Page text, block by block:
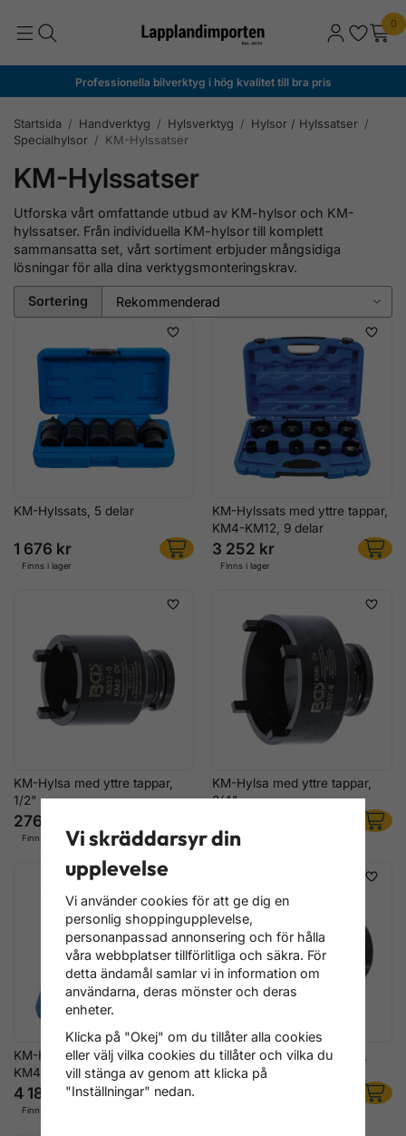
0
Professionella bilverktyg i hög kvalitet till bra pris
Startsida / Handverktyg / Hylsverktyg / Hylsor / Hylssatser /
Specialhylsor / KM-Hylssatser
KM-Hylssatser
Utforska vårt omfattande utbud av KM-hylsor och KM-
hylssatser. Från individuella KM-hylsor till komplett
sammansatta set, vårt sortiment erbjuder mångsidiga
lösningar för alla dina verktygsmonteringskrav.
Sortering
KM-Hylssats, 5 delar
1 676 kr
Finns i lager
KM-Hylssats med yttre tappar,
KM4-KM12, 9 delar
3 252 kr
Finns i lager
KM-Hylsa med yttre tappar,
1/2"
276 kr
Finns i lager
KM-Hylsa med yttre tappar,
3/4"
Finns i lager
KM-Hylssats med inre tappar,
KM4-KM12, 9 delar
4 180 kr
Finns i lager
KM-Hylsa med inre tappar,
1/2"
Vi skräddarsyr din
upplevelse
Vi använder cookies för att ge dig en
personlig shoppingupplevelse,
personanpassad annonsering och för hålla
våra webbplatser tillförlitliga och säkra. För
detta ändamål samlar vi in information om
användarna, deras mönster och deras
enheter.
Klicka på "Okej" om du tillåter alla cookies
eller välj vilka cookies du tillåter och vilka du
vill stänga av genom att klicka på
"Inställningar" nedan.